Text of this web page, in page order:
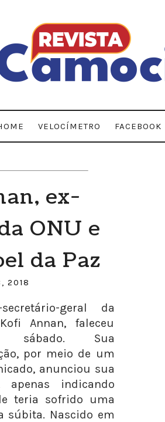
VELOCÍMETRO FACEBOOK
ex-
ONU e
da Paz
2018
geral da
Annan, faleceu
sábado. Sua
por meio de um
anunciou sua
apenas indicando
teria sofrido uma
súbita. Nascido em